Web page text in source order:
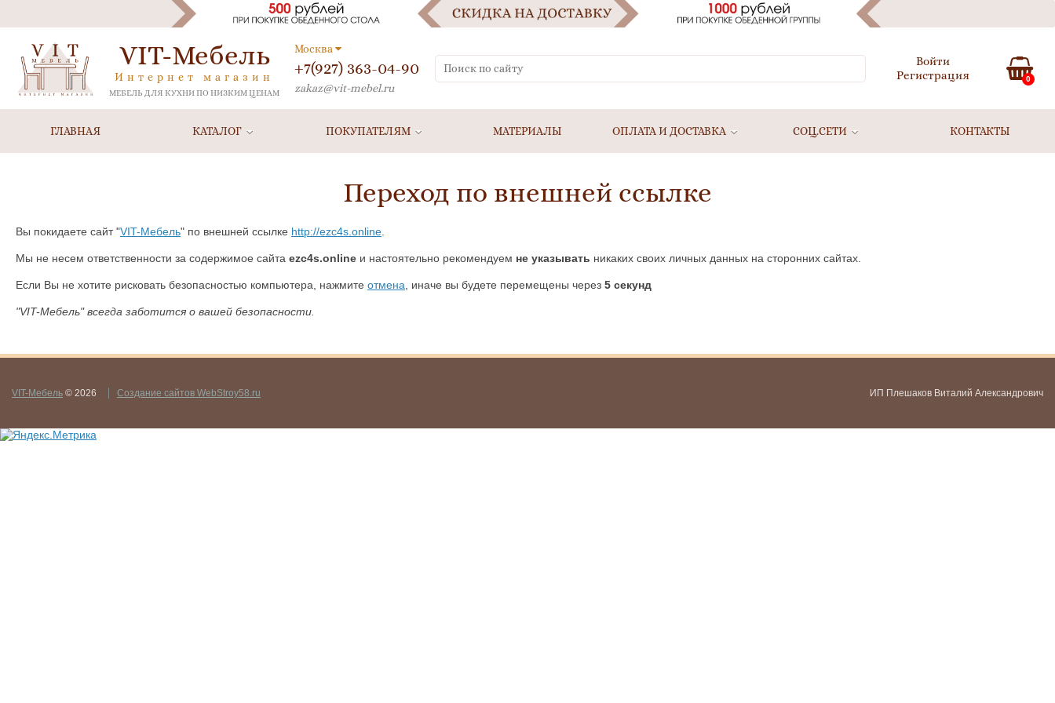
VIT-Мебель
Интернет магазин
МЕБЕЛЬ ДЛЯ КУХНИ ПО НИЗКИМ ЦЕНАМ
Москва
+7(927) 363-04-90
zakaz@vit-mebel.ru
Войти
Регистрация
0
ГЛАВНАЯ КАТАЛОГ ПОКУПАТЕЛЯМ МАТЕРИАЛЫ ОПЛАТА И ДОСТАВКА СОЦ.СЕТИ КОНТАКТЫ
Переход по внешней ссылке
Вы покидаете сайт "VIT-Мебель" по внешней ссылке http://ezc4s.online
Мы не несем ответственности за содержимое сайта ezc4s.online и настоятельно рекомендуем не указывать никаких своих личных данных на сторонних сайтах.
Если Вы не хотите рисковать безопасностью компьютера, нажмите отмена , иначе вы будете перемещены через 5 секунд
"VIT-Мебель" всегда заботится о вашей безопасности.
VIT-Мебель © 2026 Создание сайтов WebStroy58.ru ИП Плешаков Виталий Александрович